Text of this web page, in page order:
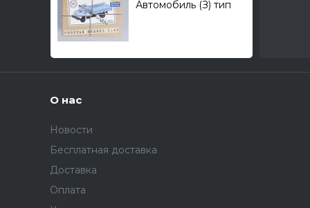
Автомобиль (З) тип
О нас
Новости
Бесплатная доставка
Доставка
Оплата